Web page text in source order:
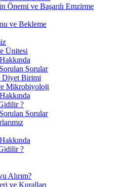
Önemi ve Başarılı Emzirme
ve Bekleme
Ünitesi
Sorular
Diyet Birimi
Mikrobiyoloji
?
Sorular
?
Alırım?
ve Kuralları